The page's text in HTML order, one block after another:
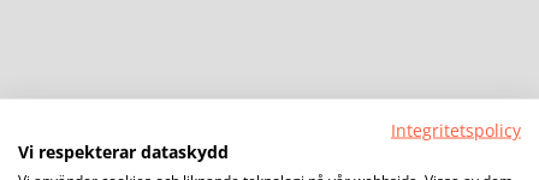
Integritetspolicy
Vi respekterar dataskydd